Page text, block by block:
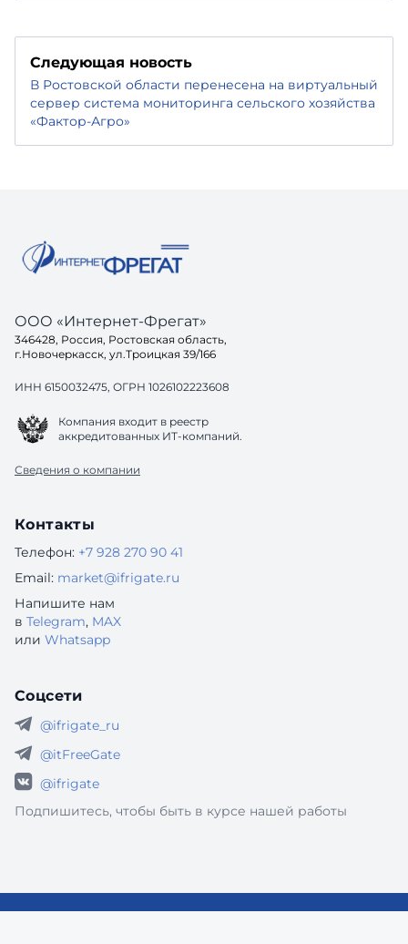
Следующая новость
В Ростовской области перенесена на виртуальный
сервер система мониторинга сельского хозяйства
«Фактор-Агро»
ООО «Интернет-Фрегат»
346428, Россия, Ростовская область,
г.Новочеркасск, ул.Троицкая 39/166
ИНН 6150032475, ОГРН 1026102223608
Компания входит в реестр
аккредитованных ИТ-компаний.
Сведения о компании
Контакты
Телефон: +7 928 270 90 41
Email: market@ifrigate.ru
Напишите нам
в Telegram, MAX
или Whatsapp
Соцсети
@ifrigate_ru
@itFreeGate
@ifrigate
Подпишитесь, чтобы быть в курсе нашей работы